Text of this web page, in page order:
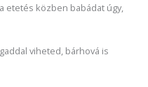
etetés közben babádat úgy,
viheted, bárhová is